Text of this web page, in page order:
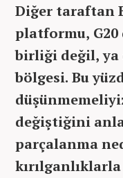
Diğer taraftan
platformu, G20
birliği değil, ya
bölgesi. Bu
değiştiğini
parçalanma